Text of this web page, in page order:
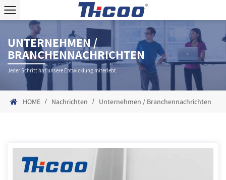
UNTERNEHMEN /
BRANCHENNACHRICHTEN
Jeder Schritt hat unsere Entwicklung miterlebt.
HOME / Nachrichten / Unternehmen / Branchennachrichten